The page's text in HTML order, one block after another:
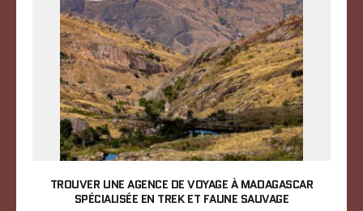
TROUVER UNE AGENCE DE VOYAGE À MADAGASCAR
SPÉCIALISÉE EN TREK ET FAUNE SAUVAGE